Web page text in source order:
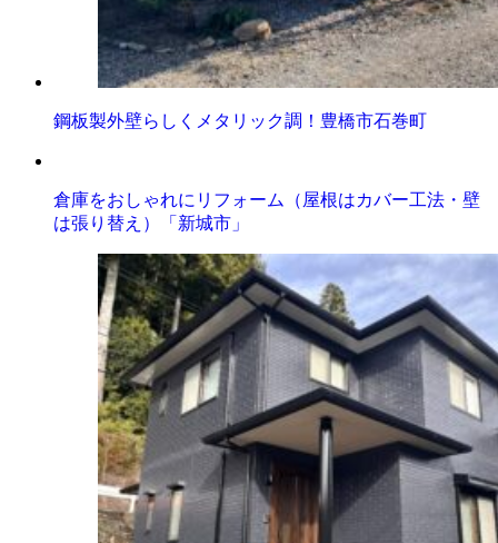
鋼板製外壁らしくメタリック調！豊橋市石巻町
倉庫をおしゃれにリフォーム（屋根はカバー工法・壁
は張り替え）「新城市」